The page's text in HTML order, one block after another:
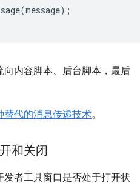
(message);
内容脚本、后台脚本，最后
替代的消息传递技术。
和关闭
者工具窗口是否处于打开状